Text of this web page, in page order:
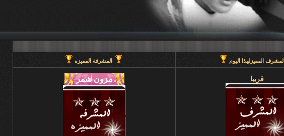
المشرف المميزلهذا اليوم المشرفة المميزه
قريبا